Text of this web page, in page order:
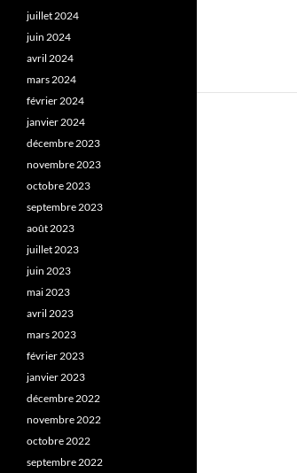
juillet 2024
juin 2024
avril 2024
mars 2024
février 2024
janvier 2024
décembre 2023
novembre 2023
octobre 2023
septembre 2023
août 2023
juillet 2023
juin 2023
mai 2023
avril 2023
mars 2023
février 2023
janvier 2023
décembre 2022
novembre 2022
octobre 2022
septembre 2022